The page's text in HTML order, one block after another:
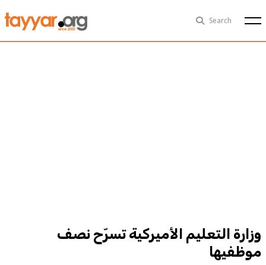
Search
Thu, Aug 6th 29°C
وزارة التعليم الأميركية تسرّح نصف
موظفيها